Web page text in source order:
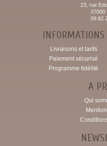
23, rue
37000
09 82
INFORMATIONS
Livraisons et tarifs
Paiement sécurisé
Programme fidélité
A
Qui